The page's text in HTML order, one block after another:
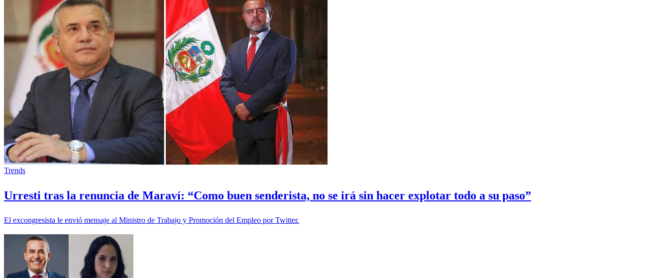
Trends
Urresti tras la renuncia de Maraví: “Como buen senderista, no se irá sin hacer explotar todo a su paso”
El excongresista le envió mensaje al Ministro de Trabajo y Promoción del Empleo por Twitter.